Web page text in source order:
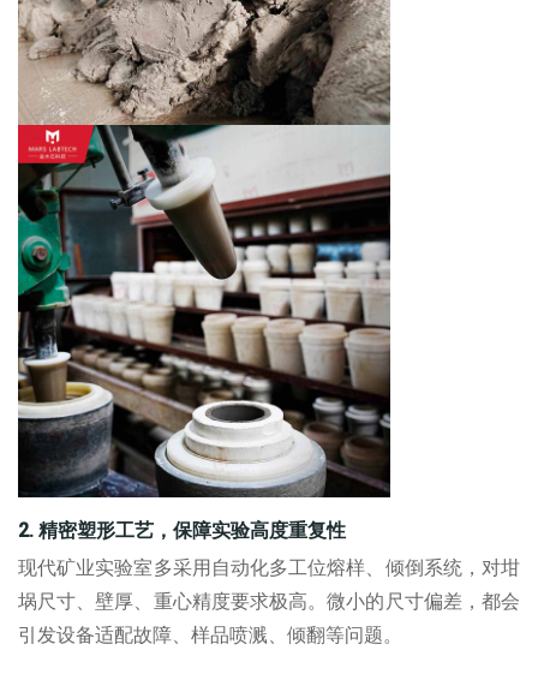
2. 精密塑形工艺，保障实验高度重复性
现代矿业实验室多采用自动化多工位熔样、倾倒系统，对坩
埚尺寸、壁厚、重心精度要求极高。微小的尺寸偏差，都会
引发设备适配故障、样品喷溅、倾翻等问题。